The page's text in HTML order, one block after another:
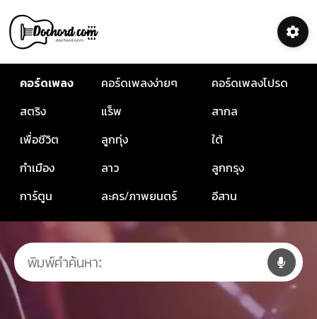
คอร์ดเพลง คอร์ดเพลงง่ายๆ
คอร์ดเพลงโปรด
สตริง
แร็พ
สากล
เพื่อชีวิต
ลูกทุ่ง
ใต้
กำเมือง
ลาว
ลูกกรุง
การ์ตูน
ละคร/ภาพยนตร์ อีสาน